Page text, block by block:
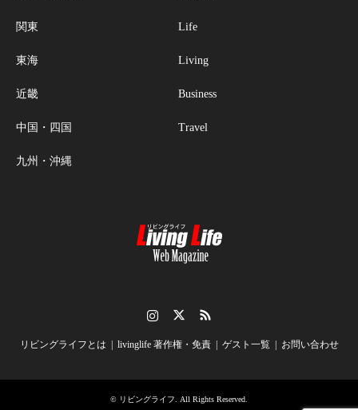
関東
東海
近畿
中国・四国
九州・沖縄
Life
Living
Business
Travel
リビングライフとは livinglife 著作権・免責 ゲスト一覧 お問い合わせ
© リビングライフ . All Rights Reserved.